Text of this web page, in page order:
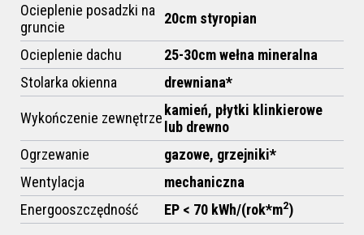
Ocieplenie posadzki na
gruncie
20cm styropian
Ocieplenie dachu 25-30cmwełna mineralna
Stolarka okienna
drewniana*
Wykończenie zewnętrzekamień, płytki klinkierowe
lub drewno
Ogrzewanie
gazowe, grzejniki*
Wentylacja
mechaniczna
Energooszczędność
EP < 70 kWh/(rok*m2)